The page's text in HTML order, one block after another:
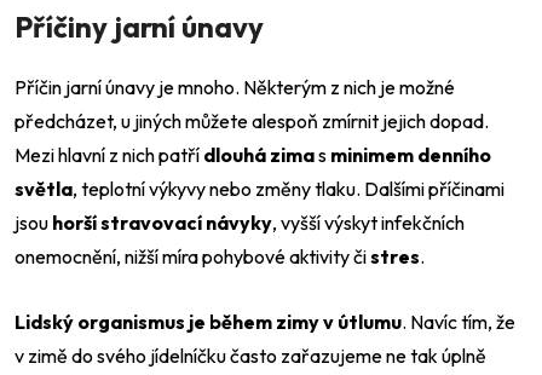
Příčiny jarní únavy
Příčin jarní únavy je mnoho. Některým z nich je možné
předcházet, u jiných můžete alespoň zmírnit jejich dopad.
Mezi hlavní z nich patří dlouhá zimas minimem denního
světla, teplotní výkyvy nebo změny tlaku. Dalšími příčinami
jsou horší stravovací návyky, vyšší výskyt infekčních
onemocnění, nižší míra pohybové aktivity čistres.
Lidský organismus je během zimy v útlumu. Navíc tím, že
v zimě do svého jídelníčku často zařazujeme ne tak úplně